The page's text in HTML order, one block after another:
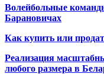
Волейбольные
Барановичах
Как купить или
Реализация
любого размера в